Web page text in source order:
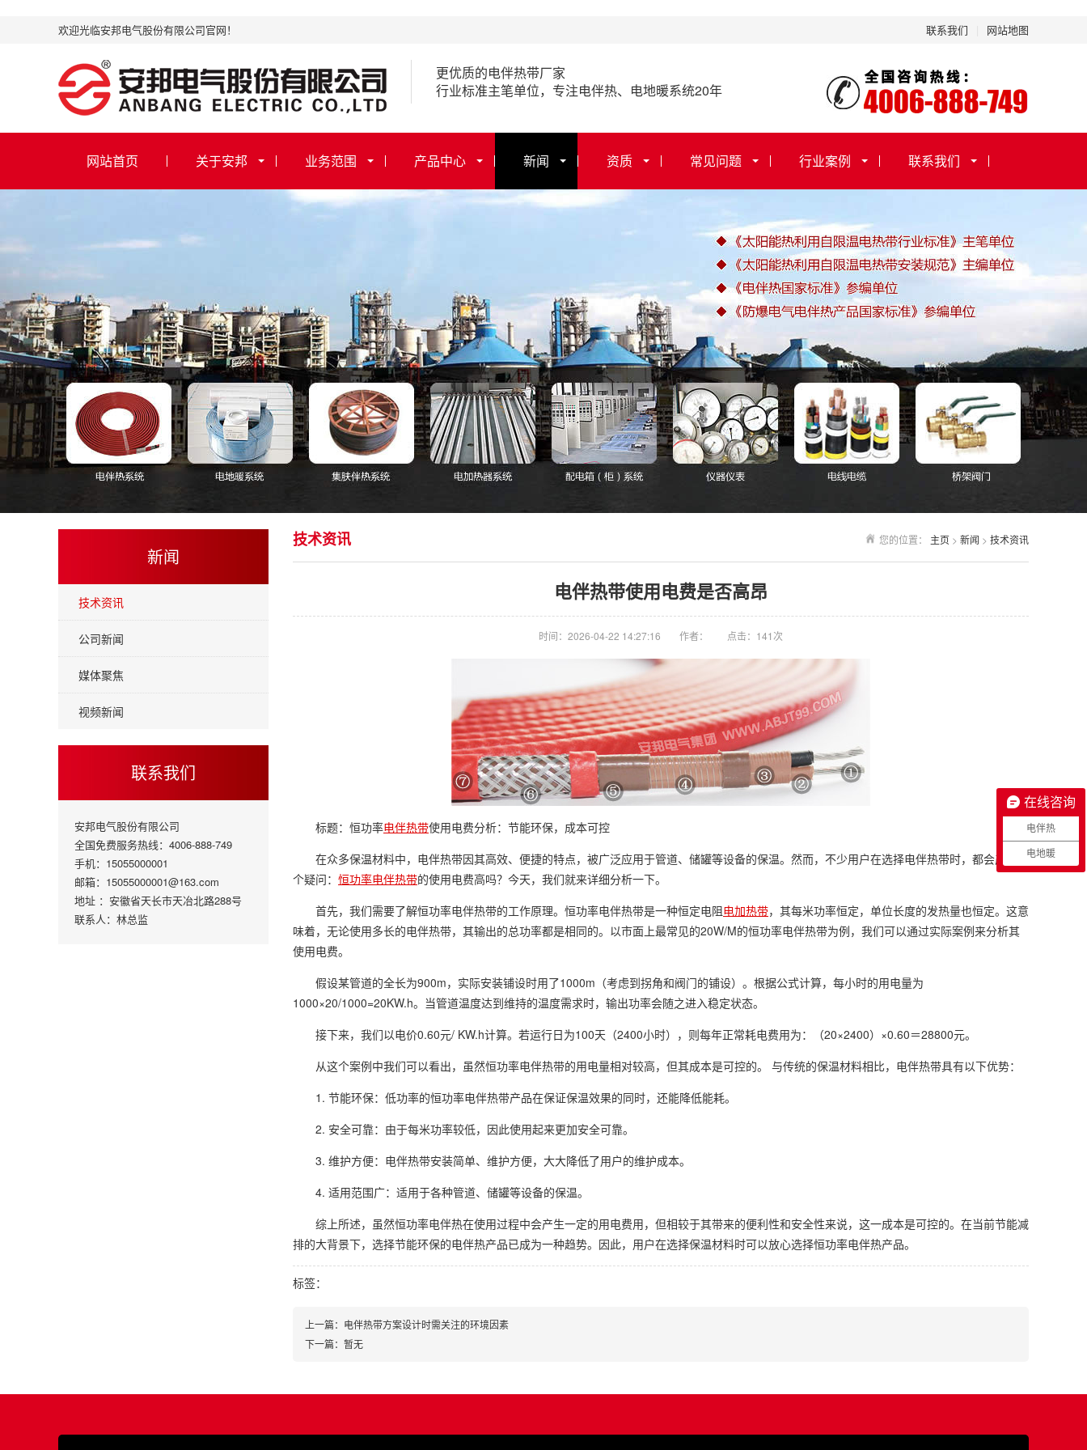
联系我们 网站地图
欢迎光临安邦电气股份有限公司官网！
更优质的电伴热带厂家
行业标准主笔单位，专注电伴热、电地暖系统20年
网站首页 关于安邦 业务范围 产品中心 新闻 资质 常见问题 行业案例 联系我们
新闻
技术资讯
公司新闻
媒体聚焦
视频新闻
联系我们
安邦电气股份有限公司
全国免费服务热线：4006-888-749
手机：15055000001
邮箱：15055000001@163.com
地址 ：安徽省天长市天冶北路288号
联系人：林总监
您的位置： 主页 > 新闻 > 技术资讯
技术资讯
电伴热带使用电费是否高昂
时间：2026-04-22 14:27:16 作者： 点击： 141次
标题：恒功率电伴热带使用电费分析：节能环保，成本可控
在众多保温材料中，电伴热带因其高效、便捷的特点，被广泛应用于管道、储罐等设备的保温。然而，不少用户在选择电伴热带时，都会产生一
个疑问： 恒功率电伴热带的使用电费高吗？今天，我们就来详细分析一下。
首先，我们需要了解恒功率电伴热带的工作原理。恒功率电伴热带是一种恒定电阻电加热带，其每米功率恒定，单位长度的发热量也恒定。这意
味着，无论使用多长的电伴热带，其输出的总功率都是相同的。以市面上最常见的20W/M的恒功率电伴热带为例，我们可以通过实际案例来分析其
使用电费。
假设某管道的全长为900m，实际安装铺设时用了1000m（考虑到拐角和阀门的铺设）。根据公式计算，每小时的用电量为
1000×20/1000=20KW.h。当管道温度达到维持的温度需求时，输出功率会随之进入稳定状态。
接下来，我们以电价0.60元/ KW.h计算。若运行日为100天（2400小时），则每年正常耗电费用为：（20×2400）×0.60＝28800元。
从这个案例中我们可以看出，虽然恒功率电伴热带的用电量相对较高，但其成本是可控的。 与传统的保温材料相比，电伴热带具有以下优势：
1. 节能环保：低功率的恒功率电伴热带产品在保证保温效果的同时，还能降低能耗。
2. 安全可靠：由于每米功率较低，因此使用起来更加安全可靠。
3. 维护方便：电伴热带安装简单、维护方便，大大降低了用户的维护成本。
4. 适用范围广：适用于各种管道、储罐等设备的保温。
综上所述，虽然恒功率电伴热在使用过程中会产生一定的用电费用，但相较于其带来的便利性和安全性来说，这一成本是可控的。在当前节能减
排的大背景下，选择节能环保的电伴热产品已成为一种趋势。因此，用户在选择保温材料时可以放心选择恒功率电伴热产品。
标签：
上一篇：电伴热带方案设计时需关注的环境因素
下一篇：暂无
在线咨询
电伴热
电地暖